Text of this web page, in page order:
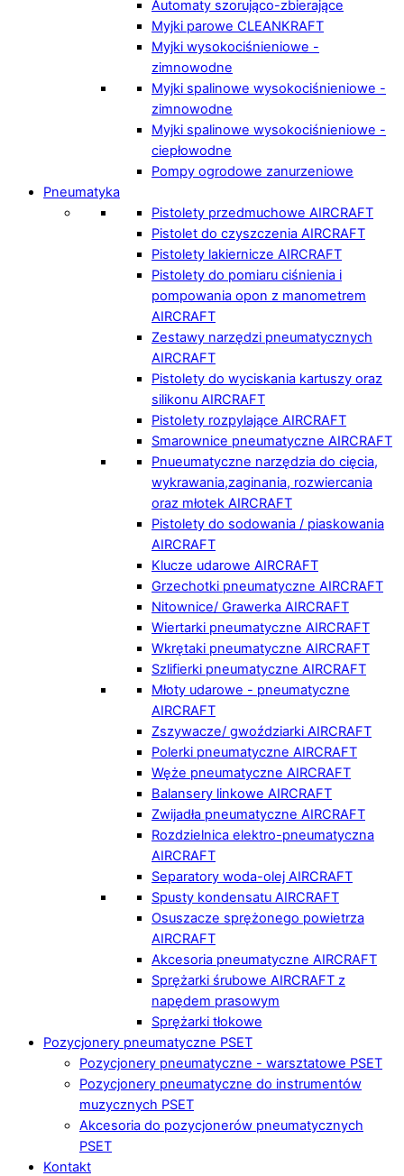
Automaty szorująco-zbierające
Myjki parowe CLEANKRAFT
Myjki wysokociśnieniowe -
zimnowodne
Myjki spalinowe wysokociśnieniowe -
zimnowodne
Myjki spalinowe wysokociśnieniowe -
ciepłowodne
Pompy ogrodowe zanurzeniowe
Pneumatyka
Pistolety przedmuchowe AIRCRAFT
Pistolet do czyszczenia AIRCRAFT
Pistolety lakiernicze AIRCRAFT
Pistolety do pomiaru ciśnienia i
pompowania opon z manometrem
AIRCRAFT
Zestawy narzędzi pneumatycznych
AIRCRAFT
Pistolety do wyciskania kartuszy oraz
silikonu AIRCRAFT
Pistolety rozpylające AIRCRAFT
Smarownice pneumatyczne AIRCRAFT
Pnueumatyczne narzędzia do cięcia,
wykrawania,zaginania, rozwiercania
oraz młotek AIRCRAFT
Pistolety do sodowania / piaskowania
AIRCRAFT
Klucze udarowe AIRCRAFT
Grzechotki pneumatyczne AIRCRAFT
Nitownice/ Grawerka AIRCRAFT
Wiertarki pneumatyczne AIRCRAFT
Wkrętaki pneumatyczne AIRCRAFT
Szlifierki pneumatyczne AIRCRAFT
Młoty udarowe - pneumatyczne
AIRCRAFT
Zszywacze/ gwoździarki AIRCRAFT
Polerki pneumatyczne AIRCRAFT
Węże pneumatyczne AIRCRAFT
Balansery linkowe AIRCRAFT
Zwijadła pneumatyczne AIRCRAFT
Rozdzielnica elektro-pneumatyczna
AIRCRAFT
Separatory woda-olej AIRCRAFT
Spusty kondensatu AIRCRAFT
Osuszacze sprężonego powietrza
AIRCRAFT
Akcesoria pneumatyczne AIRCRAFT
Sprężarki śrubowe AIRCRAFT z
napędem prasowym
Sprężarki tłokowe
Pozycjonery pneumatyczne PSET
Pozycjonery pneumatyczne - warsztatowe PSET
Pozycjonery pneumatyczne do instrumentów
muzycznych PSET
Akcesoria do pozycjonerów pneumatycznych
PSET
Kontakt